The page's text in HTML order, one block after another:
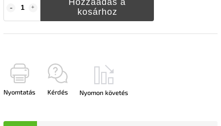
kosárhoz
Nyomtatás Kérdés Nyomon követés